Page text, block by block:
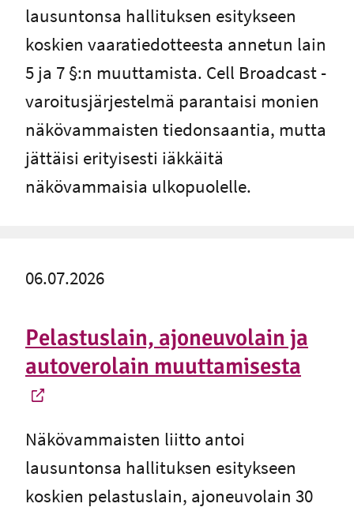
lausuntonsa hallituksen esitykseen
koskien vaaratiedotteesta annetun lain
5 ja 7 §:n muuttamista. Cell Broadcast -
varoitusjärjestelmä parantaisi monien
näkövammaisten tiedonsaantia, mutta
jättäisi erityisesti iäkkäitä
näkövammaisia ulkopuolelle.
Pelastuslain, ajoneuvolain ja
autoverolain muuttamisesta
-Ulkoinen linkki
06.07.2026
Näkövammaisten liitto antoi
lausuntonsa hallituksen esitykseen
koskien pelastuslain, ajoneuvolain 30